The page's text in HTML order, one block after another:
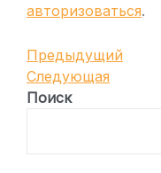
авторизоваться.
Навигация
по
записям
Предыдущая
запись
Предыдущий
Следующая
запись
Следующая
Поиск